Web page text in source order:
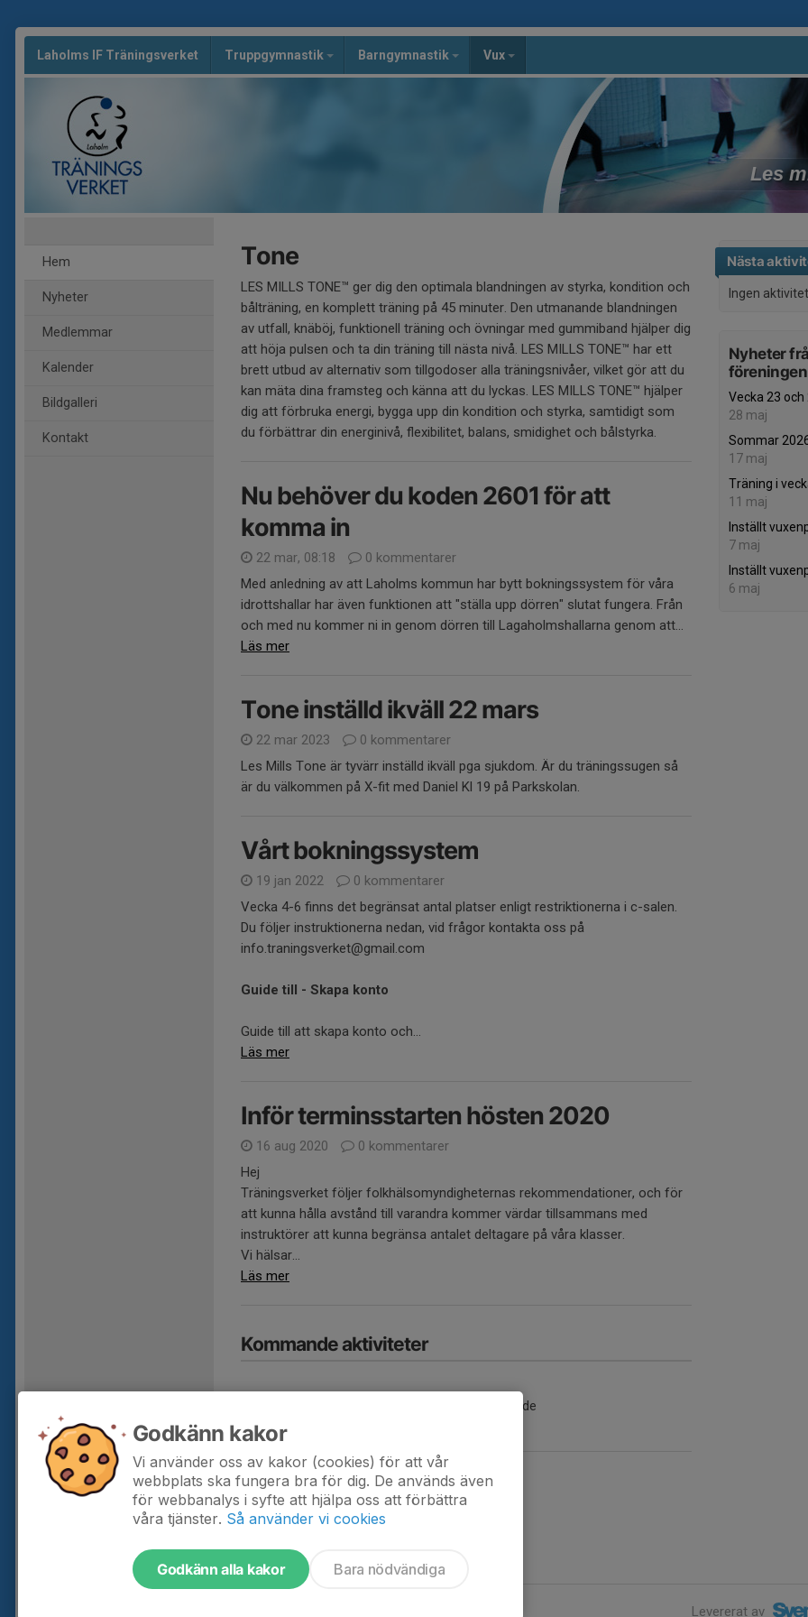
Laholms IF Träningsverket Truppgymnastik Barngymnastik Vux
Les
Hem
Nyheter
Medlemmar
Kalender
Bildgalleri
Kontakt
Nästa
Ingen
Nyheter
föreningen
Vecka 23 och
28 maj
Sommar
17 maj
Träning i
11 maj
Inställt
7 maj
Inställt
6 maj
Tone
LES MILLS TONE™ ger dig den optimala blandningen av styrka, kondition och
bålträning, en komplett träning på 45 minuter. Den utmanande blandningen
av utfall, knäböj, funktionell träning och övningar med gummiband hjälper dig
att höja pulsen och ta din träning till nästa nivå. LES MILLS TONE™ har ett
brett utbud av alternativ som tillgodoser alla träningsnivåer, vilket gör att du
kan mäta dina framsteg och känna att du lyckas. LES MILLS TONE™ hjälper
dig att förbruka energi, bygga upp din kondition och styrka, samtidigt som
du förbättrar din energinivå, flexibilitet, balans, smidighet och bålstyrka.
Nu behöver du koden 2601 för att
komma in
22 mar, 08:18
0 kommentarer
Med anledning av att Laholms kommun har bytt bokningssystem för våra
idrottshallar har även funktionen att "ställa upp dörren" slutat fungera. Från
och med nu kommer ni in genom dörren till Lagaholmshallarna genom att...
Läs mer
Tone inställd ikväll 22 mars
22 mar 2023
0 kommentarer
Les Mills Tone är tyvärr inställd ikväll pga sjukdom. Är du träningssugen så
är du välkommen på X-fit med Daniel Kl 19 på Parkskolan.
Vårt bokningssystem
19 jan 2022
0 kommentarer
Vecka 4-6 finns det begränsat antal platser enligt restriktionerna i c-salen.
Du följer instruktionerna nedan, vid frågor kontakta oss på
info.traningsverket@gmail.com
Guide till - Skapa konto
Guide till att skapa konto och...
Läs mer
Inför terminsstarten hösten 2020
16 aug 2020
0 kommentarer
Hej
Träningsverket följer folkhälsomyndigheternas rekommendationer, och för
att kunna hålla avstånd till varandra kommer värdar tillsammans med
instruktörer att kunna begränsa antalet deltagare på våra klasser.
Vi hälsar...
Läs mer
Kommande aktiviteter
Inga aktiviteter inbokade
Hela kalendern
Levererat av
Godkänn kakor
Vi använder oss av kakor (cookies) för att vår
webbplats ska fungera bra för dig. De används även
för webbanalys i syfte att hjälpa oss att förbättra
våra tjänster. Så använder vi cookies
Godkänn alla kakor Bara nödvändiga